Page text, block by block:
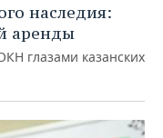
наследия:
аренды
глазами казанских